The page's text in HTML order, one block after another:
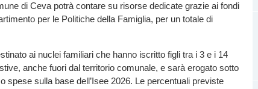
di Ceva potrà contare su risorse dedicate grazie ai fondi
per le Politiche della Famiglia, per un totale di
ai nuclei familiari che hanno iscritto figli tra i 3 e i 14
anche fuori dal territorio comunale, e sarà erogato sotto
spese sulla base dell’Isee 2026. Le percentuali previste